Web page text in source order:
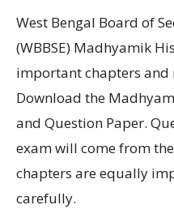
West Bengal Board of
(WBBSE) Madhyamik
important chapters
Download the
and Question Paper.
exam will come from
chapters are equally
carefully.